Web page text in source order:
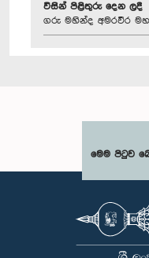
විසින් පිළිතුරු දෙන ලදී
ගරු මහින්ද අමරවීර
මෙම පිටුව